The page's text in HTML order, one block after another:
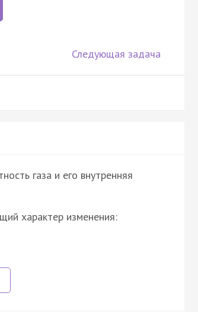
Следующая задача
газа и его внутренняя
характер изменения: